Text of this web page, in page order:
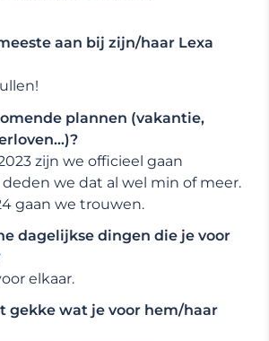
aan bij zijn/haar Lexa
plannen (vakantie,
zijn we officieel gaan
we dat al wel min of meer.
gaan we trouwen.
dagelijkse dingen die je voor
elkaar.
gekke wat je voor hem/haar